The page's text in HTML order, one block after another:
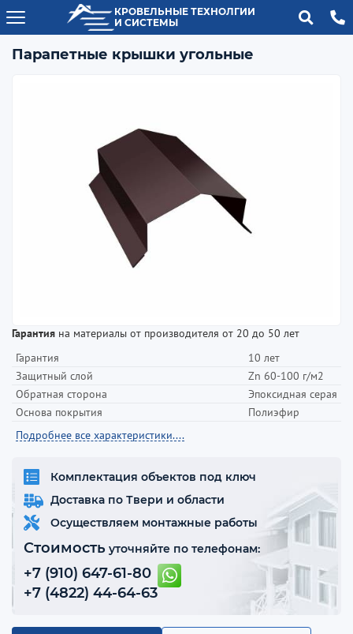
КРОВЕЛЬНЫЕ ТЕХНОЛГИИ
И СИСТЕМЫ
Парапетные крышки угольные
Гарантия на материалы от производителя от 20 до 50 лет
Гарантия
10 лет
Защитный слой
Zn 60-100 г/м2
Обратная сторона
Эпоксидная серая
Основа покрытия
Полиэфир
Подробнее все характеристики....
Комплектация объектов под ключ
Доставка по Твери и области
Осуществляем монтажные работы
Стоимость уточняйте по телефонам:
+7 (910) 647-61-80
+7 (4822) 44-64-63